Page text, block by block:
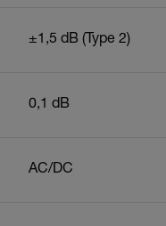
±1,5 dB (Type 2)
0,1 dB
AC/DC